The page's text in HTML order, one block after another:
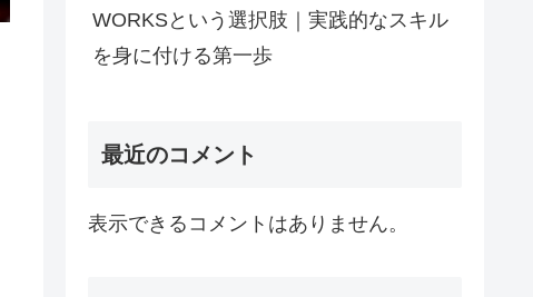
WORKSという選択肢｜実践的なスキル
を身に付ける第一歩
最近のコメント
表示できるコメントはありません。